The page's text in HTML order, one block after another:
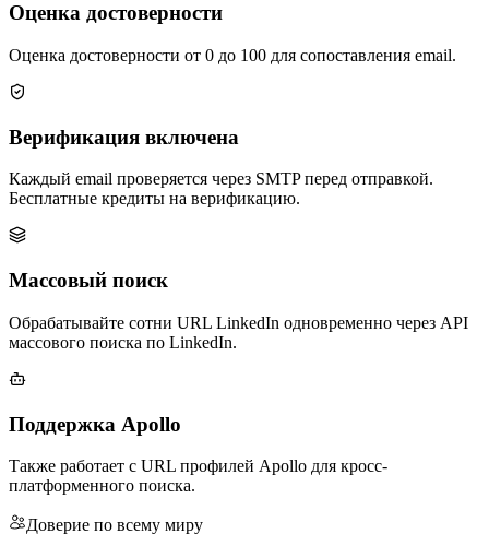
Оценка достоверности
Оценка достоверности от 0 до 100 для сопоставления email.
Верификация включена
Каждый email проверяется через SMTP перед отправкой.
Бесплатные кредиты на верификацию.
Массовый поиск
Обрабатывайте сотни URL LinkedIn одновременно через API
массового поиска по LinkedIn.
Поддержка Apollo
Также работает с URL профилей Apollo для кросс-
платформенного поиска.
Доверие по всему миру